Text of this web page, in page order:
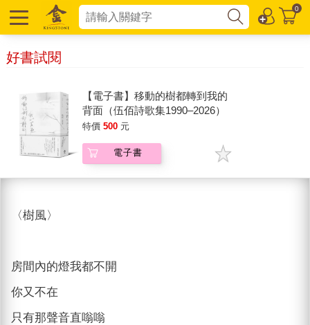
0
好書試閱
【電子書】移動的樹都轉到我的
背面（伍佰詩歌集1990–2026）
特價 500 元
電子書
〈樹風〉
房間內的燈我都不開
你又不在
只有那聲音直嗡嗡